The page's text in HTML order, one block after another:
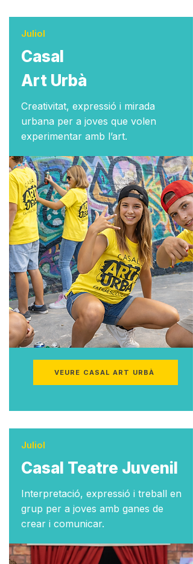
Juliol
Casal
Art Urbà
Creativitat, expressió i mirada
urbana per a joves que volen
experimentar amb l’art.
VEURE CASAL ART URBÀ
Juliol
Casal Teatre Juvenil
Interpretació, expressió i treball en
grup per a joves amb ganes de
crear i comunicar.